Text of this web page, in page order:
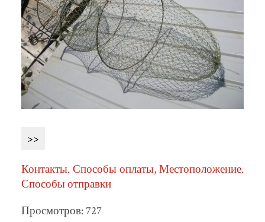
>>
Контакты. Способы оплаты, Местоположение.
Способы отправки
Просмотров: 727